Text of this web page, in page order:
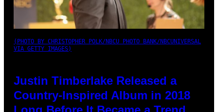
(PHOTO BY CHRISTOPHER POLK/NBCU PHOTO BANK/NBCUNIVERSAL
VIA GETTY IMAGES)
Justin Timberlake Released a
Country-Inspired Album in 2018